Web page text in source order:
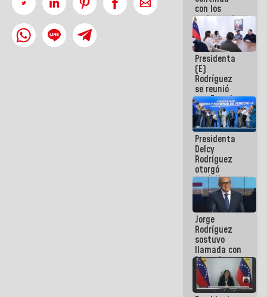
con los
trabajos de
mantenimiento
e inspección
en la Línea 2
Presidenta
(E)
Rodríguez
se reunió
con Estado
Mayor
Eléctrico
para
abordar
planes de
acción
Presidenta
Delcy
Rodríguez
otorgó
medalla
"Héroe de
Venezuela"
a servidores
públicos
Jorge
Rodríguez
sostuvo
llamada con
Dinorah
Figuera y
acuerdan
primer